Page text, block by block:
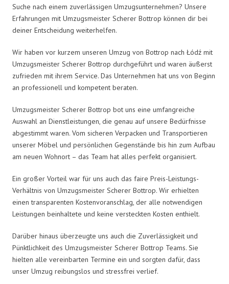
Suche nach einem zuverlässigen Umzugsunternehmen? Unsere
Erfahrungen mit Umzugsmeister Scherer Bottrop können dir bei
deiner Entscheidung weiterhelfen.
Wir haben vor kurzem unseren Umzug von Bottrop nach Łódź mit
Umzugsmeister Scherer Bottrop durchgeführt und waren äußerst
zufrieden mit ihrem Service. Das Unternehmen hat uns von Beginn
an professionell und kompetent beraten.
Umzugsmeister Scherer Bottrop bot uns eine umfangreiche
Auswahl an Dienstleistungen, die genau auf unsere Bedürfnisse
abgestimmt waren. Vom sicheren Verpacken und Transportieren
unserer Möbel und persönlichen Gegenstände bis hin zum Aufbau
am neuen Wohnort – das Team hat alles perfekt organisiert.
Ein großer Vorteil war für uns auch das faire Preis-Leistungs-
Verhältnis von Umzugsmeister Scherer Bottrop. Wir erhielten
einen transparenten Kostenvoranschlag, der alle notwendigen
Leistungen beinhaltete und keine versteckten Kosten enthielt.
Darüber hinaus überzeugte uns auch die Zuverlässigkeit und
Pünktlichkeit des Umzugsmeister Scherer Bottrop Teams. Sie
hielten alle vereinbarten Termine ein und sorgten dafür, dass
unser Umzug reibungslos und stressfrei verlief.